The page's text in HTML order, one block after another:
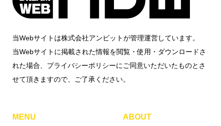
当Webサイトは株式会社アンビットが管理運営しています。
当Webサイトに掲載された情報を閲覧・使用・ダウンロードさ
れた場合、プライバシーポリシーにご同意いただいたものとさ
せて頂きますので、ご了承ください。
MENU ABOUT